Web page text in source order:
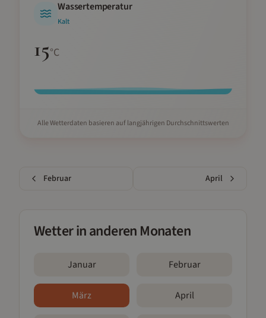
Wassertemperatur
Kalt
15°C
Alle Wetterdaten basieren auf langjährigen Durchschnittswerten
Februar April
Wetter in anderen Monaten
Januar Februar
März April